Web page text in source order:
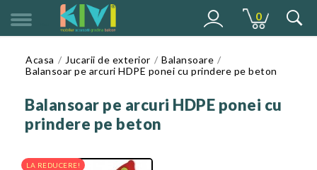
0
Acasa Jucarii de exterior
Balansoare
Balansoar pe arcuri HDPE ponei cu prindere pe beton
Balansoar pe arcuri HDPE ponei cu
prindere pe beton
LA REDUCERE!